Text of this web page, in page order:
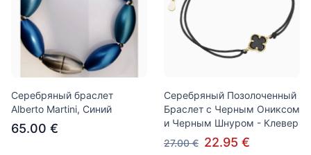
Серебряный браслет
Alberto Martini, Синий
65.00 €
Серебряный Позолоченный
Браслет с Черным Ониксом
и Черным Шнуром - Клевер
27.00 € 22.95 €